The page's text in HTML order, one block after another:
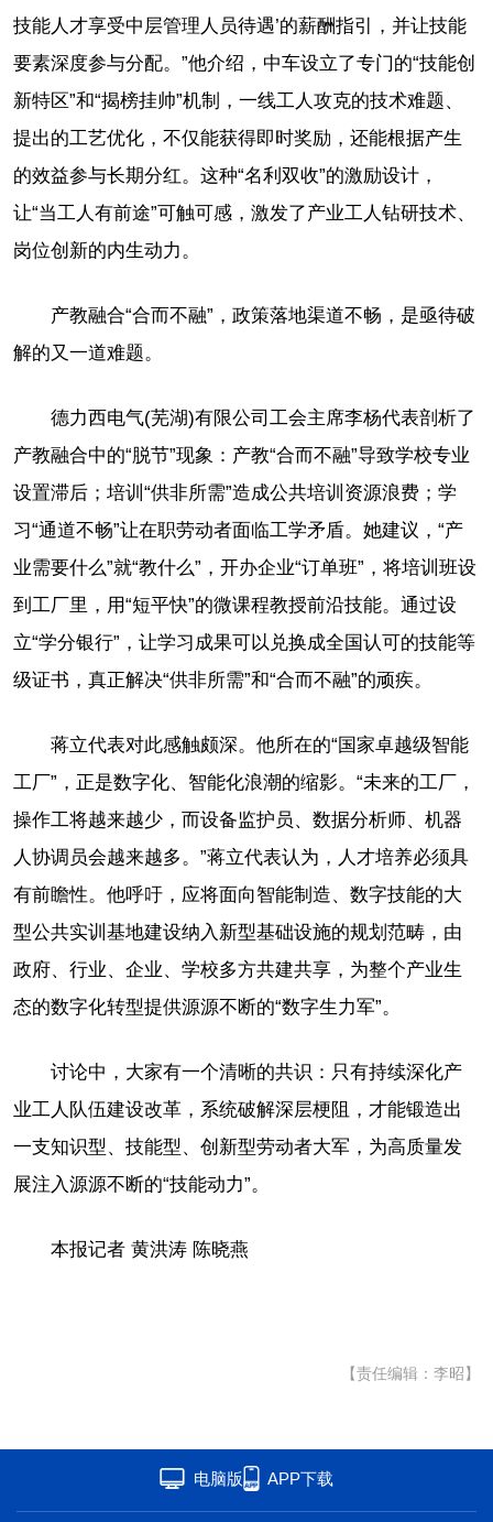
技能人才享受中层管理人员待遇’的薪酬指引，并让技能
要素深度参与分配。”他介绍，中车设立了专门的“技能创
新特区”和“揭榜挂帅”机制，一线工人攻克的技术难题、
提出的工艺优化，不仅能获得即时奖励，还能根据产生
的效益参与长期分红。这种“名利双收”的激励设计，
让“当工人有前途”可触可感，激发了产业工人钻研技术、
岗位创新的内生动力。
产教融合“合而不融”，政策落地渠道不畅，是亟待破
解的又一道难题。
德力西电气(芜湖)有限公司工会主席李杨代表剖析了
产教融合中的“脱节”现象：产教“合而不融”导致学校专业
设置滞后；培训“供非所需”造成公共培训资源浪费；学
习“通道不畅”让在职劳动者面临工学矛盾。她建议，“产
业需要什么”就“教什么”，开办企业“订单班”，将培训班设
到工厂里，用“短平快”的微课程教授前沿技能。通过设
立“学分银行”，让学习成果可以兑换成全国认可的技能等
级证书，真正解决“供非所需”和“合而不融”的顽疾。
蒋立代表对此感触颇深。他所在的“国家卓越级智能
工厂”，正是数字化、智能化浪潮的缩影。“未来的工厂，
操作工将越来越少，而设备监护员、数据分析师、机器
人协调员会越来越多。”蒋立代表认为，人才培养必须具
有前瞻性。他呼吁，应将面向智能制造、数字技能的大
型公共实训基地建设纳入新型基础设施的规划范畴，由
政府、行业、企业、学校多方共建共享，为整个产业生
态的数字化转型提供源源不断的“数字生力军”。
讨论中，大家有一个清晰的共识：只有持续深化产
业工人队伍建设改革，系统破解深层梗阻，才能锻造出
一支知识型、技能型、创新型劳动者大军，为高质量发
展注入源源不断的“技能动力”。
本报记者 黄洪涛 陈晓燕
【责任编辑：李昭】
电脑版 APP下载